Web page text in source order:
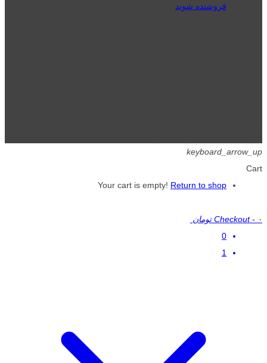
فروشنده شوید
keyboard_arrow_up
Cart
Your cart is empty! Return to shop
Checkout - ۰ تومان
0
1